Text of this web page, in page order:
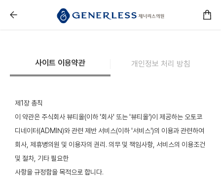
다산피부과 :: 사이트 이용약관
사이트 이용약관 개인정보 처리 방침